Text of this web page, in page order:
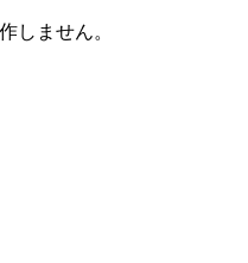
しません。